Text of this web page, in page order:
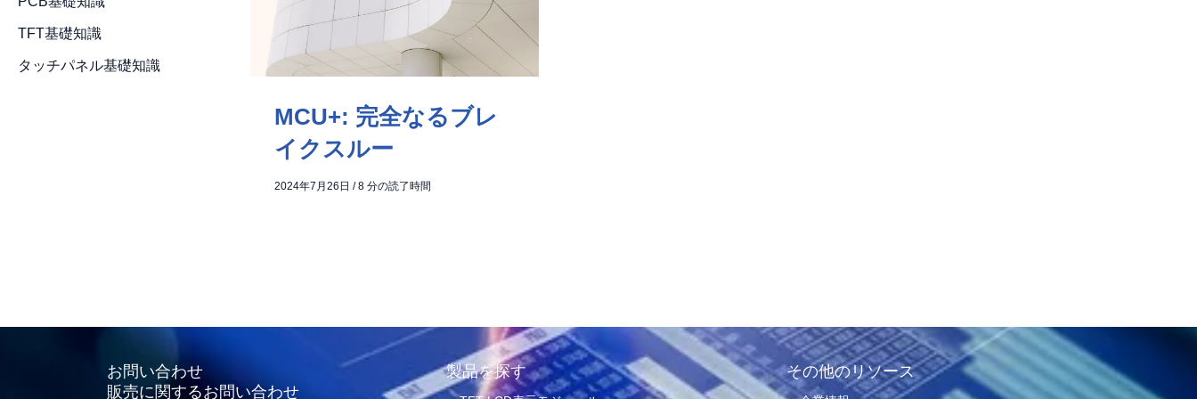
TFT基礎知識
タッチパネル基礎知識
MCU+: 完全なるブレ
イクスルー
2024年7月26日 /8 分の読了時間
お問い合わせ
販売に関するお問い合わせ
製品を探す その他のリソース